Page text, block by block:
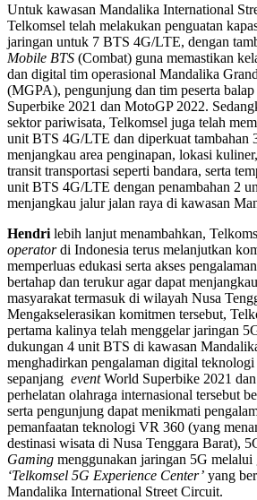
Untuk kawasan Mandalika International
Telkomsel telah melakukan penguatan
jaringan untuk 7 BTS 4G/LTE, dengan
Mobile BTS (Combat) guna memastikan
dan digital tim operasional Mandalika
(MGPA), pengunjung dan tim peserta
Superbike 2021 dan MotoGP 2022.
sektor pariwisata, Telkomsel juga telah
unit BTS 4G/LTE dan diperkuat tambahan
menjangkau area penginapan, lokasi kuliner,
transit transportasi seperti bandara, serta
unit BTS 4G/LTE dengan penambahan 2
menjangkau jalur jalan raya di kawasan
Hendri lebih lanjut menambahkan,
operatordi Indonesia terus melanjutkan
memperluas edukasi serta akses
bertahap dan terukur agar dapat
masyarakat termasuk di wilayah Nusa
Mengakselerasikan komitmen tersebut,
pertama kalinya telah menggelar jaringan
dukungan 4 unit BTS di kawasan
menghadirkan pengalaman digital teknologi
sepanjang eventWorld Superbike 2021
perhelatan olahraga internasional tersebut
serta pengunjung dapat menikmati
pemanfaatan teknologi VR 360 (yang
destinasi wisata di Nusa Tenggara Barat),
Gaming menggunakan jaringan 5G melalui
‘Telkomsel 5G Experience Center’ yang
Mandalika International Street Circuit.